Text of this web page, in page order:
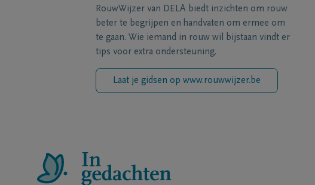
RouwWijzer van DELA biedt inzichten om rouw
beter te begrijpen en handvaten om ermee om
te gaan. Wie iemand in rouw wil bijstaan vindt er
tips voor extra ondersteuning.
Laat je gidsen op www.rouwwijzer.be